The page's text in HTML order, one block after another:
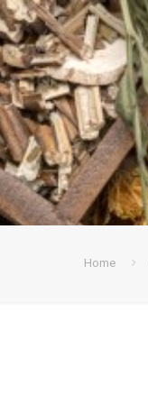
Home